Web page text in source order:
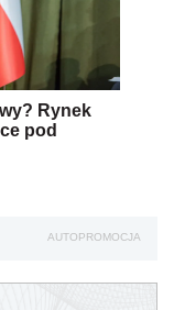
Rynek
pod
AUTOPROMOCJA